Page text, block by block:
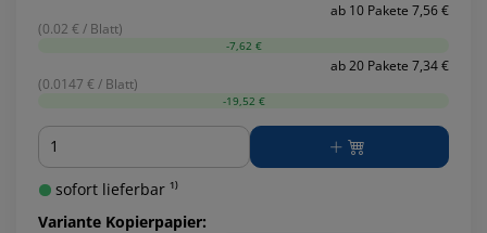
ab 10 Pakete 7,56 €
(0.02 € / Blatt)
-7,62 €
ab 20 Pakete 7,34 €
(0.0147 € / Blatt)
-19,52 €
Menge
sofort lieferbar ¹⁾
Variante Kopierpapier: